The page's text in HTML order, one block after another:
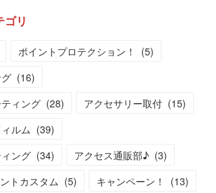
リ
ポイントプロテクション！ (5)
(16)
ィング (28) アクセサリー取付 (15)
ルム (39)
ング (34) アクセス通販部♪ (3)
トカスタム (5) キャンペーン！ (13)